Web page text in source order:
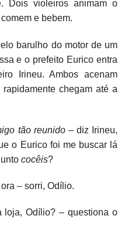
Dois violeiros animam o
e bebem.
barulho do motor de um
e o prefeito Eurico entra
Irineu. Ambos acenam
chegam até a
tão reunido– diz Irineu,
o Eurico foi me buscar lá
cocêis?
– sorri, Odílio.
loja, Odílio? – questiona o